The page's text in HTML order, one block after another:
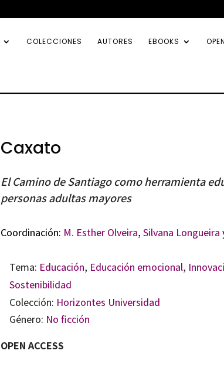
COLECCIONES AUTORES EBOOKS
Caxato
El Camino de Santiago como herramienta
personas adultas mayores
Coordinación: M. Esther Olveira, Silvana Longueira
Tema: Educación, Educación emocional,
Sostenibilidad
Colección: Horizontes Universidad
Género: No ficción
OPEN ACCESS